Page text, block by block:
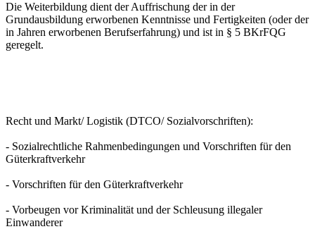
Die Weiterbildung dient der Auffrischung der in der
Grundausbildung erworbenen Kenntnisse und Fertigkeiten (oder der
in Jahren erworbenen Berufserfahrung) und ist in § 5 BKrFQG
geregelt.
Recht und Markt/ Logistik (DTCO/ Sozialvorschriften):
- Sozialrechtliche Rahmenbedingungen und Vorschriften für den
Güterkraftverkehr
- Vorschriften für den Güterkraftverkehr
- Vorbeugen vor Kriminalität und der Schleusung illegaler
Einwanderer